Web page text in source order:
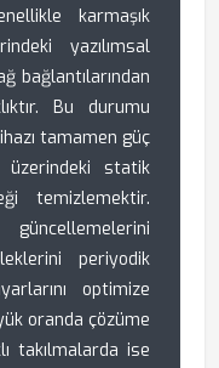
karmaşık
yazılımsal
bağlantılarından
Bu durumu
tamamen güç
üzerindeki statik
temizlemektir.
periyodik
optimize
oranda çözüme
takılmalarda ise